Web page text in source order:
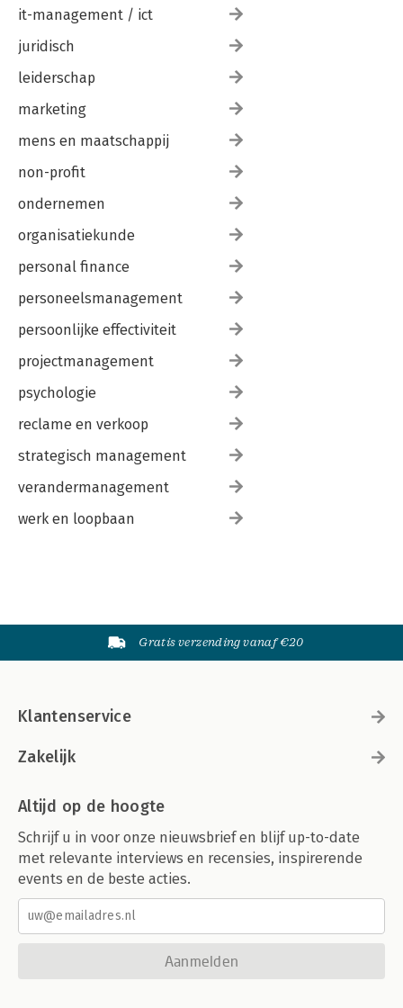
it-management / ict
juridisch
leiderschap
marketing
mens en maatschappij
non-profit
ondernemen
organisatiekunde
personal finance
personeelsmanagement
persoonlijke effectiviteit
projectmanagement
psychologie
reclame en verkoop
strategisch management
verandermanagement
werk en loopbaan
Gratis verzending vanaf €20
Klantenservice
Zakelijk
Altijd op de hoogte
Schrijf u in voor onze nieuwsbrief en blijf up-to-date
met relevante interviews en recensies, inspirerende
events en de beste acties.
Aanmelden